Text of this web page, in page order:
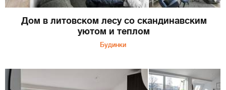
Дом в литовском лесу со скандинавским
уютом и теплом
Будинки